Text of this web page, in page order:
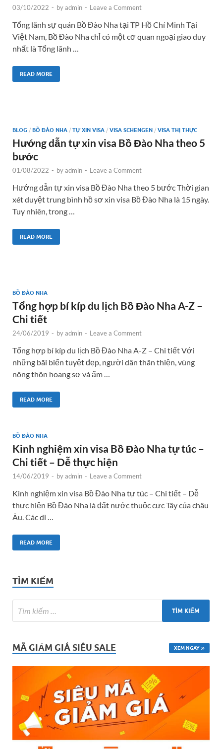
03/10/2022 - byadmin - Leave a Comment
Tổng lãnh sự quán Bồ Đào Nha tại TP Hồ Chí Minh Tại
Việt Nam, Bồ Đào Nha chỉ có một cơ quan ngoại giao duy
nhất là Tổng lãnh …
READ MORE
BLOG / BỒ ĐÀO NHA / TỰ XIN VISA / VISA SCHENGEN / VISA THỊ THỰC
Hướng dẫn tự xin visa Bồ Đào Nha theo 5
bước
01/08/2022 - byadmin - Leave a Comment
Hướng dẫn tự xin visa Bồ Đào Nha theo 5 bước Thời gian
xét duyệt trung bình hồ sơ xin visa Bồ Đào Nha là 15 ngày.
Tuy nhiên, trong …
READ MORE
BỒ ĐÀO NHA
Tổng hợp bí kíp du lịch Bồ Đào Nha A-Z –
Chi tiết
24/06/2019 - byadmin - Leave a Comment
Tổng hợp bí kíp du lịch Bồ Đào Nha A-Z – Chi tiết Với
những bãi biển tuyệt đẹp, người dân thân thiện, vùng
nông thôn hoang sơ và ẩm …
READ MORE
BỒ ĐÀO NHA
Kinh nghiệm xin visa Bồ Đào Nha tự túc –
Chi tiết – Dễ thực hiện
14/06/2019 - byadmin - Leave a Comment
Kinh nghiệm xin visa Bồ Đào Nha tự túc – Chi tiết – Dễ
thực hiện Bồ Đào Nha là đất nước thuộc cực Tây của châu
Âu. Các di …
READ MORE
TÌM KIẾM
MÃ GIẢM GIÁ SIÊU SALE XEM NGAY